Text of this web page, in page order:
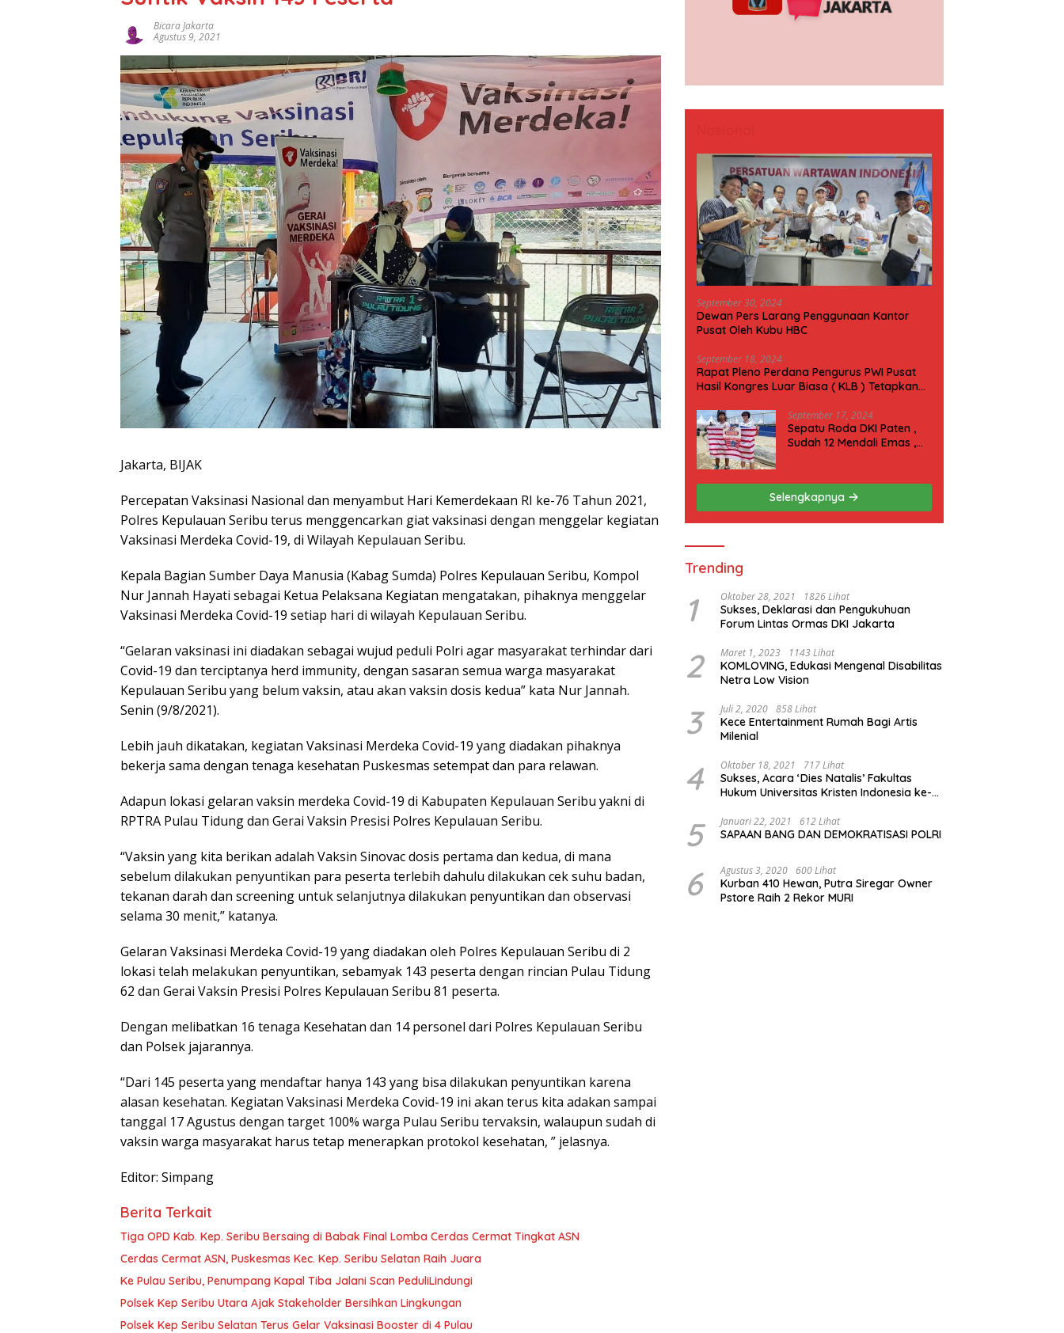
Bicara Jakarta
Agustus 9, 2021
Jakarta, BIJAK
Percepatan Vaksinasi Nasional dan menyambut Hari Kemerdekaan RI ke-76 Tahun 2021,
Polres Kepulauan Seribu terus menggencarkan giat vaksinasi dengan menggelar kegiatan
Vaksinasi Merdeka Covid-19, di Wilayah Kepulauan Seribu.
Kepala Bagian Sumber Daya Manusia (Kabag Sumda) Polres Kepulauan Seribu, Kompol
Nur Jannah Hayati sebagai Ketua Pelaksana Kegiatan mengatakan, pihaknya menggelar
Vaksinasi Merdeka Covid-19 setiap hari di wilayah Kepulauan Seribu.
“Gelaran vaksinasi ini diadakan sebagai wujud peduli Polri agar masyarakat terhindar dari
Covid-19 dan terciptanya herd immunity, dengan sasaran semua warga masyarakat
Kepulauan Seribu yang belum vaksin, atau akan vaksin dosis kedua” kata Nur Jannah.
Senin (9/8/2021).
Lebih jauh dikatakan, kegiatan Vaksinasi Merdeka Covid-19 yang diadakan pihaknya
bekerja sama dengan tenaga kesehatan Puskesmas setempat dan para relawan.
Adapun lokasi gelaran vaksin merdeka Covid-19 di Kabupaten Kepulauan Seribu yakni di
RPTRA Pulau Tidung dan Gerai Vaksin Presisi Polres Kepulauan Seribu.
“Vaksin yang kita berikan adalah Vaksin Sinovac dosis pertama dan kedua, di mana
sebelum dilakukan penyuntikan para peserta terlebih dahulu dilakukan cek suhu badan,
tekanan darah dan screening untuk selanjutnya dilakukan penyuntikan dan observasi
selama 30 menit,” katanya.
Gelaran Vaksinasi Merdeka Covid-19 yang diadakan oleh Polres Kepulauan Seribu di 2
lokasi telah melakukan penyuntikan, sebamyak 143 peserta dengan rincian Pulau Tidung
62 dan Gerai Vaksin Presisi Polres Kepulauan Seribu 81 peserta.
Dengan melibatkan 16 tenaga Kesehatan dan 14 personel dari Polres Kepulauan Seribu
dan Polsek jajarannya.
“Dari 145 peserta yang mendaftar hanya 143 yang bisa dilakukan penyuntikan karena
alasan kesehatan. Kegiatan Vaksinasi Merdeka Covid-19 ini akan terus kita adakan sampai
tanggal 17 Agustus dengan target 100% warga Pulau Seribu tervaksin, walaupun sudah di
vaksin warga masyarakat harus tetap menerapkan protokol kesehatan, ” jelasnya.
Editor: Simpang
Berita Terkait
Tiga OPD Kab. Kep. Seribu Bersaing di Babak Final Lomba Cerdas Cermat Tingkat ASN
Cerdas Cermat ASN, Puskesmas Kec. Kep. Seribu Selatan Raih Juara
Ke Pulau Seribu, Penumpang Kapal Tiba Jalani Scan PeduliLindungi
Polsek Kep Seribu Utara Ajak Stakeholder Bersihkan Lingkungan
Polsek Kep Seribu Selatan Terus Gelar Vaksinasi Booster di 4 Pulau
September 30, 2024
Dewan Pers Larang Penggunaan Kantor
Pusat Oleh Kubu HBC
September 18, 2024
Rapat Pleno Perdana Pengurus PWI Pusat
Hasil Kongres Luar Biasa ( KLB ) Tetapkan
September 17, 2024
Sepatu Roda DKI Paten ,
Sudah 12 Mendali Emas ,
Selengkapnya
Trending
1 Oktober 28, 2021 1826 Lihat
Sukses, Deklarasi dan Pengukuhuan
Forum Lintas Ormas DKI Jakarta
2 Maret 1, 2023 1143 Lihat
KOMLOVING, Edukasi Mengenal Disabilitas
Netra Low Vision
3 Juli 2, 2020 858 Lihat
Kece Entertainment Rumah Bagi Artis
Milenial
4 Oktober 18, 2021 717 Lihat
Sukses, Acara ‘Dies Natalis’ Fakultas
Hukum Universitas Kristen Indonesia ke-
5 Januari 22, 2021 612 Lihat
SAPAAN BANG DAN DEMOKRATISASI POLRI
6 Agustus 3, 2020 600 Lihat
Kurban 410 Hewan, Putra Siregar Owner
Pstore Raih 2 Rekor MURI